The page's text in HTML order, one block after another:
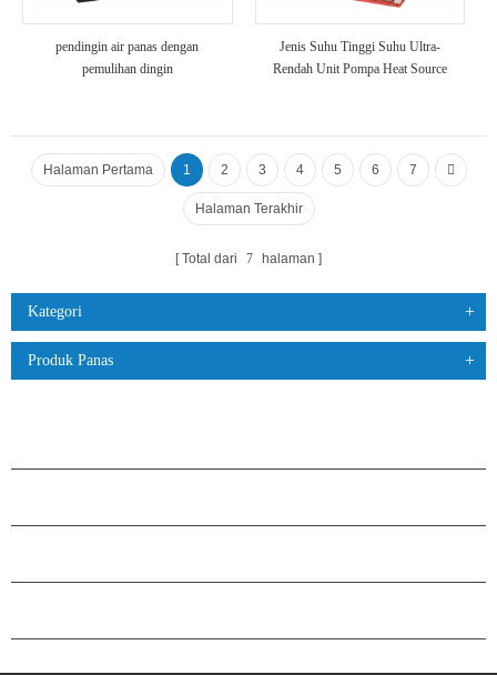
pendingin air panas dengan
pemulihan dingin
Jenis Suhu Tinggi Suhu Ultra-
Rendah Unit Pompa Heat Source
Halaman Pertama 1 2 3 4 5 6 7
Halaman Terakhir
Total dari 7 halaman
Kategori
Produk Panas